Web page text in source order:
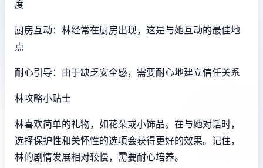
度
厨房互动：林经常在厨房出现，这是与她互动的最佳地
点
耐心引导：由于缺乏安全感，需要耐心地建立信任关系
林攻略小贴士
林喜欢简单的礼物，如花朵或小饰品。在与她对话时，
选择保护性和关怀性的选项会获得更好的效果。记住，
林的剧情发展相对较慢，需要耐心培养。